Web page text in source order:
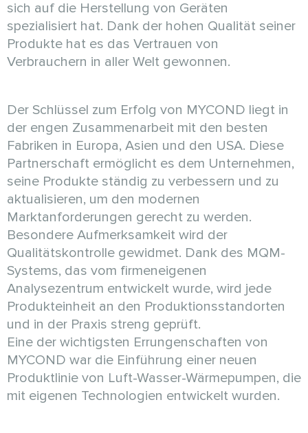
sich auf die Herstellung von Geräten
spezialisiert hat. Dank der hohen Qualität seiner
Produkte hat es das Vertrauen von
Verbrauchern in aller Welt gewonnen.
Der Schlüssel zum Erfolg von MYCOND liegt in
der engen Zusammenarbeit mit den besten
Fabriken in Europa, Asien und den USA. Diese
Partnerschaft ermöglicht es dem Unternehmen,
seine Produkte ständig zu verbessern und zu
aktualisieren, um den modernen
Marktanforderungen gerecht zu werden.
Besondere Aufmerksamkeit wird der
Qualitätskontrolle gewidmet. Dank des MQM-
Systems, das vom firmeneigenen
Analysezentrum entwickelt wurde, wird jede
Produkteinheit an den Produktionsstandorten
und in der Praxis streng geprüft.
Eine der wichtigsten Errungenschaften von
MYCOND war die Einführung einer neuen
Produktlinie von Luft-Wasser-Wärmepumpen, die
mit eigenen Technologien entwickelt wurden.